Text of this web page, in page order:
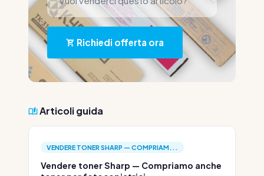
Richiedi offerta ora
Articoli guida
VENDERE TONER SHARP — COMPRIAM...
Vendere toner Sharp — Compriamo anche